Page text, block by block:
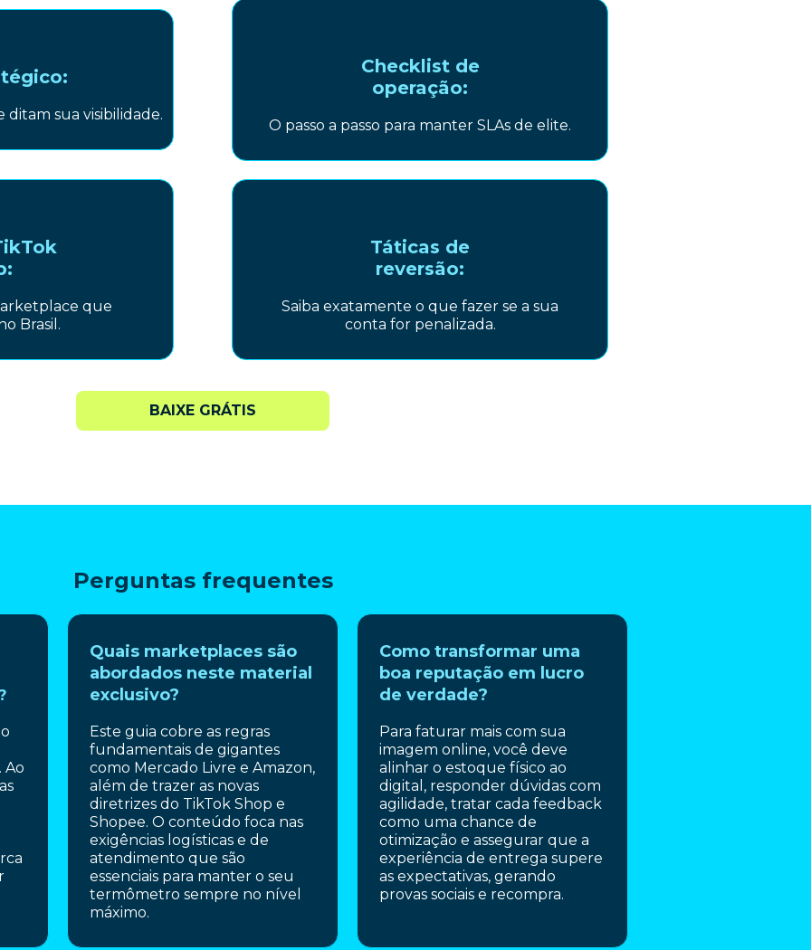
sua visibilidade.
Checklist de
operação:
O passo a passo para manter SLAs de elite.
que
Brasil.
Táticas de
reversão:
Saiba exatamente o que fazer se a sua
conta for penalizada.
BAIXE GRÁTIS
Perguntas frequentes
Ao
Quais marketplaces são
abordados neste material
exclusivo?
Este guia cobre as regras
fundamentais de gigantes
como Mercado Livre e Amazon,
além de trazer as novas
diretrizes do TikTok Shop e
Shopee. O conteúdo foca nas
exigências logísticas e de
atendimento que são
essenciais para manter o seu
termômetro sempre no nível
máximo.
Como transformar uma
boa reputação em lucro
de verdade?
Para faturar mais com sua
imagem online, você deve
alinhar o estoque físico ao
digital, responder dúvidas com
agilidade, tratar cada feedback
como uma chance de
otimização e assegurar que a
experiência de entrega supere
as expectativas, gerando
provas sociais e recompra.